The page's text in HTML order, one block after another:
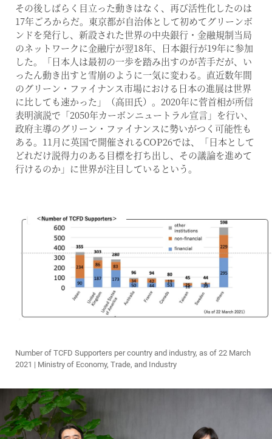
Number of TCFD Supporters per country and industry, as of 22 March
2021 | Ministry of Economy, Trade, and Industry
その後しばらく目立った動きはなく、再び活性化したのは
17年ごろからだ。東京都が自治体として初めてグリーンボ
ンドを発行し、新設された世界の中央銀行・金融規制当局
のネットワークに金融庁が翌18年、日本銀行が19年に参加
した。「日本人は最初の一歩を踏み出すのが苦手だが、い
ったん動き出すと雪崩のように一気に変わる。直近数年間
のグリーン・ファイナンス市場における日本の進展は世界
に比しても速かった」（高田氏）。2020年に菅首相が所信
表明演説で「2050年カーボンニュートラル宣言」を行い、
政府主導のグリーン・ファイナンスに勢いがつく可能性も
ある。11月に英国で開催されるCOP26では、「日本として
どれだけ説得力のある目標を打ち出し、その議論を進めて
行けるのか」に世界が注目しているという。